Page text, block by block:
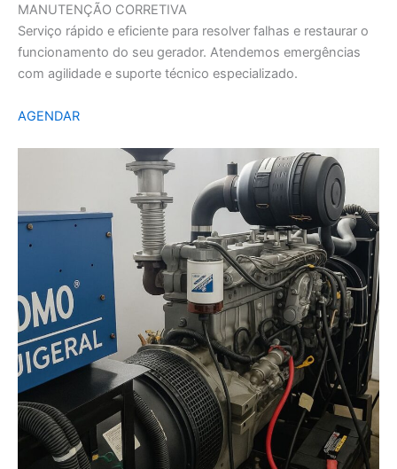
MANUTENÇÃO CORRETIVA
Serviço rápido e eficiente para resolver falhas e restaurar o
funcionamento do seu gerador. Atendemos emergências
com agilidade e suporte técnico especializado.
AGENDAR